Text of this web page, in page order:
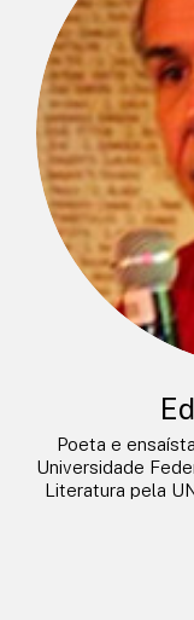
Poeta e
Universidade
Literatura pela